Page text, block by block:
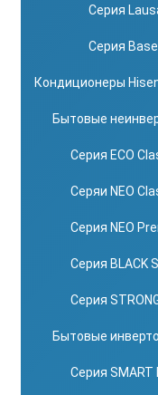
Серия
Серия Basel
Кондиционеры
Бытовые
Серия ECO
Серяи NEO
Серия NEO
Серия BLACK
Серия
Бытовые
Серия SMART